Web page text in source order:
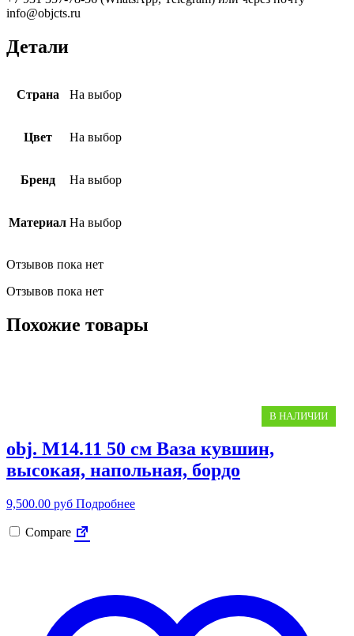
info@objcts.ru
Детали
Страна На выбор
Цвет На выбор
Бренд На выбор
Материал На выбор
Отзывов пока нет
Отзывов пока нет
Похожие товары
obj. M14.11 50 см Ваза кувшин,
высокая, напольная, бордо
9,500.00 руб Подробнее
Compare